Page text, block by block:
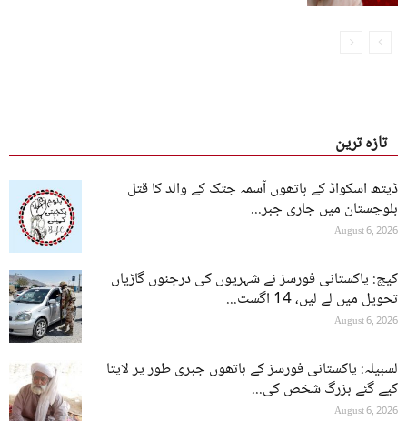
تازہ ترین
ڈیتھ اسکواڈ کے ہاتھوں آسمہ جتک کے والد کا قتل
بلوچستان میں جاری جبر...
August 6, 2026
کیچ: پاکستانی فورسز نے شہریوں کی درجنوں گاڑیاں
تحویل میں لے لیں، 14 اگست...
August 6, 2026
لسبیلہ: پاکستانی فورسز کے ہاتھوں جبری طور پر لاپتا
کیے گئے بزرگ شخص کی...
August 6, 2026